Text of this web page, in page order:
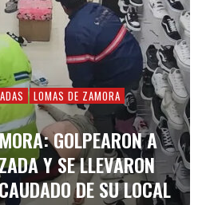
LOMAS DE ZAMORA
GOLPEARON A
Y SE LLEVARON
DE SU LOCAL